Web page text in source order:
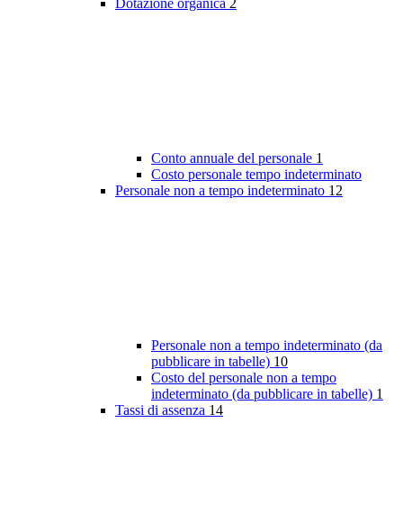
Dotazione organica 2
Conto annuale del personale 1
Costo personale tempo indeterminato
Personale non a tempo indeterminato 12
Personale non a tempo indeterminato (da
pubblicare in tabelle) 10
Costo del personale non a tempo
indeterminato (da pubblicare in tabelle) 1
Tassi di assenza 14